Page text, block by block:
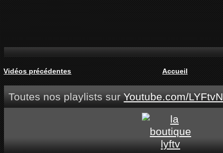
Vidéos précédentes Accueil
Toutes nos playlists surYoutube.com/